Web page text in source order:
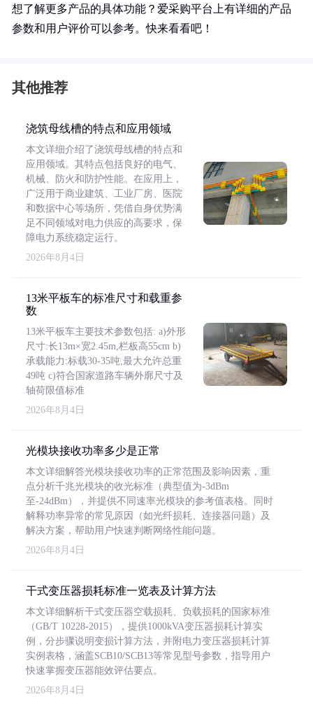
想了解更多产品的具体功能？爱采购平台上有详细的产品
参数和用户评价可以参考。快来看看吧！
其他推荐
浇筑母线槽的特点和应用领域
本文详细介绍了浇筑母线槽的特点和
应用领域。其特点包括良好的电气、
机械、防火和防护性能。在应用上，
广泛用于商业建筑、工业厂房、医院
和数据中心等场所，凭借自身优势满
足不同领域对电力供应的高要求，保
障电力系统稳定运行。
2026年8月4日
13米平板车的标准尺寸和载重参
数
13米平板车主要技术参数包括: a)外形
尺寸:长13m×宽2.45m,栏板高55cm b)
承载能力:标载30-35吨,最大允许总重
49吨 c)符合国家道路车辆外廓尺寸及
轴荷限值标准
2026年8月4日
光模块接收功率多少是正常
本文详细解答光模块接收功率的正常范围及影响因素，重
点分析千兆光模块的收光标准（典型值为-3dBm
至-24dBm），并提供不同速率光模块的参考值表格。同时
解释功率异常的常见原因（如光纤损耗、连接器问题）及
解决方案，帮助用户快速判断网络性能问题。
2026年8月4日
干式变压器损耗标准一览表及计算方法
本文详细解析干式变压器空载损耗、负载损耗的国家标准
（GB/T 10228-2015），提供1000kVA变压器损耗计算实
例，分步骤说明变损计算方法，并附电力变压器损耗计算
实例表格，涵盖SCB10/SCB13等常见型号参数，指导用户
快速掌握变压器能效评估要点。
2026年8月4日